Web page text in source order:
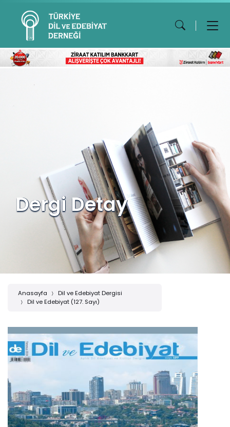
Dergi Detay
Anasayfa
Dil ve Edebiyat Dergisi
Dil ve Edebiyat (127. Sayı)